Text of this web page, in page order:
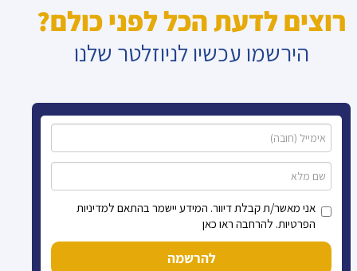
רוצים לדעת הכל לפני כולם?
הירשמו עכשיו לניוזלטר שלנו
אני מאשר/ת קבלת דיוור. המידע יישמר בהתאם למדיניות
הפרטיות. להרחבה ראו כאן
להרשמה